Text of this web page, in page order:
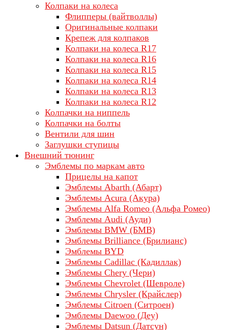
Колпаки на колеса
Флипперы (вайтволлы)
Оригинальные колпаки
Крепеж для колпаков
Колпаки на колеса R17
Колпаки на колеса R16
Колпаки на колеса R15
Колпаки на колеса R14
Колпаки на колеса R13
Колпаки на колеса R12
Колпачки на ниппель
Колпачки на болты
Вентили для шин
Заглушки ступицы
Внешний тюнинг
Эмблемы по маркам авто
Прицелы на капот
Эмблемы Abarth (Абарт)
Эмблемы Acura (Акура)
Эмблемы Alfa Romeo (Альфа Ромео)
Эмблемы Audi (Ауди)
Эмблемы BMW (БМВ)
Эмблемы Brilliance (Брилианс)
Эмблемы BYD
Эмблемы Cadillac (Кадиллак)
Эмблемы Chery (Чери)
Эмблемы Chevrolet (Шевроле)
Эмблемы Chrysler (Крайслер)
Эмблемы Citroen (Ситроен)
Эмблемы Daewoo (Деу)
Эмблемы Datsun (Датсун)